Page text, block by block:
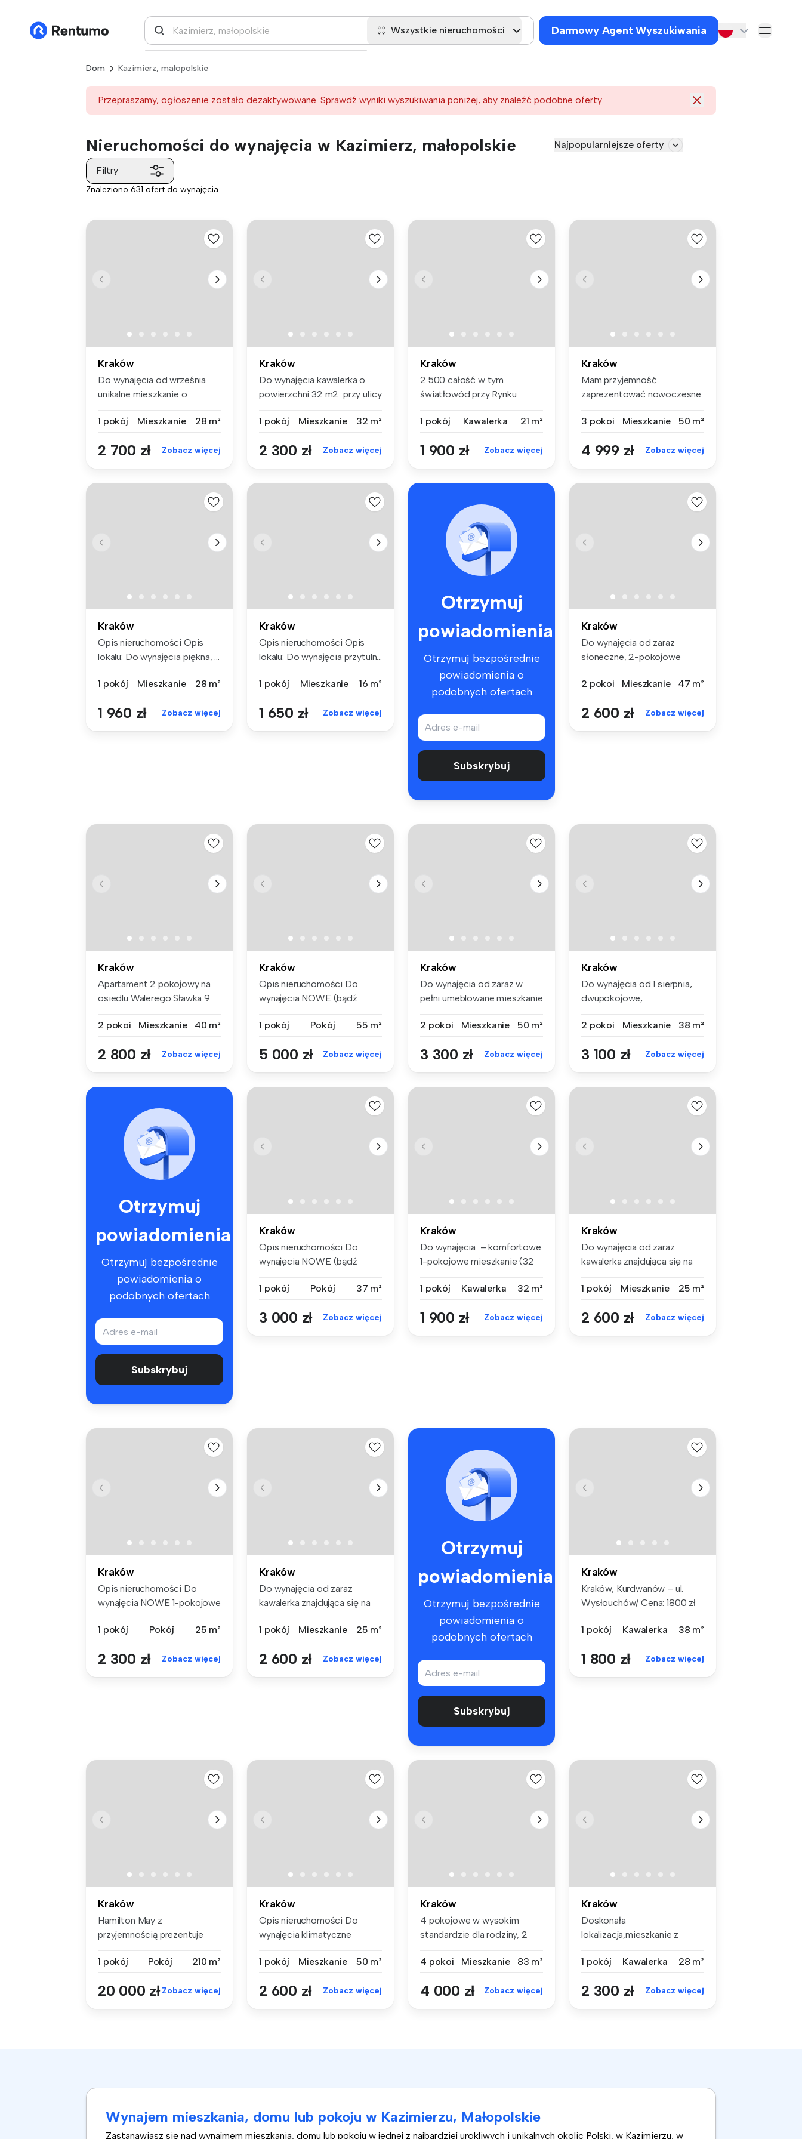
Wszystkie nieruchomości Darmowy Agent Wyszukiwania
Dom Kazimierz, małopolskie
Przepraszamy, ogłoszenie zostało dezaktywowane. Sprawdź wyniki wyszukiwania poniżej, aby znaleźć podobne oferty
Nieruchomości do wynajęcia w Kazimierz, małopolskie Najpopularniejsze oferty
Filtry
Znaleziono 631 ofert do wynajęcia
Kraków
Do wynajęcia od września
unikalne mieszkanie o
1 pokój
Mieszkanie 28 m²
2 700 zł Zobacz więcej
Kraków
Do wynajęcia kawalerka o
powierzchni 32 m2 przy ulicy
1 pokój
Mieszkanie 32 m²
2 300 zł Zobacz więcej
Kraków
2.500 całość w tym
światłowód przy Rynku
1 pokój
Kawalerka 21 m²
1 900 zł Zobacz więcej
Kraków
Mam przyjemność
zaprezentować nowoczesne
3 pokoi
Mieszkanie 50 m²
4 999 zł Zobacz więcej
Kraków
Opis nieruchomości Opis
lokalu: Do wynajęcia piękna, ...
1 pokój Mieszkanie 28 m²
1 960 zł Zobacz więcej
Kraków
Opis nieruchomości Opis
lokalu: Do wynajęcia przytuln...
1 pokój Mieszkanie 16 m²
1 650 zł Zobacz więcej
Otrzymuj
powiadomienia
Otrzymuj bezpośrednie
powiadomienia o
podobnych ofertach
Subskrybuj
Kraków
Do wynajęcia od zaraz
słoneczne, 2-pokojowe
2 pokoi
Mieszkanie 47 m²
2 600 zł Zobacz więcej
Kraków
Apartament 2 pokojowy na
osiedlu Walerego Sławka 9
2 pokoi
Mieszkanie 40 m²
2 800 zł Zobacz więcej
Kraków
Opis nieruchomości Do
wynajęcia NOWE (bądź
1 pokój
Pokój 55 m²
5 000 zł Zobacz więcej
Kraków
Do wynajęcia od zaraz w
pełni umeblowane mieszkanie
2 pokoi
Mieszkanie 50 m²
3 300 zł Zobacz więcej
Kraków
Do wynajęcia od 1 sierpnia,
dwupokojowe,
2 pokoi
Mieszkanie 38 m²
3 100 zł Zobacz więcej
Otrzymuj
powiadomienia
Otrzymuj bezpośrednie
powiadomienia o
podobnych ofertach
Subskrybuj
Kraków
Opis nieruchomości Do
wynajęcia NOWE (bądź
1 pokój
Pokój 37 m²
3 000 zł Zobacz więcej
Kraków
Do wynajęcia – komfortowe
1-pokojowe mieszkanie (32
1 pokój
Kawalerka 32 m²
1 900 zł Zobacz więcej
Kraków
Do wynajęcia od zaraz
kawalerka znajdująca się na
1 pokój
Mieszkanie 25 m²
2 600 zł Zobacz więcej
Kraków
Opis nieruchomości Do
wynajęcia NOWE 1-pokojowe
1 pokój
Pokój 25 m²
2 300 zł Zobacz więcej
Kraków
Do wynajęcia od zaraz
kawalerka znajdująca się na
1 pokój
Mieszkanie 25 m²
2 600 zł Zobacz więcej
Otrzymuj
powiadomienia
Otrzymuj bezpośrednie
powiadomienia o
podobnych ofertach
Subskrybuj
Kraków
Kraków, Kurdwanów – ul.
Wysłouchów/ Cena: 1800 zł
1 pokój
Kawalerka 38 m²
1 800 zł Zobacz więcej
Kraków
Hamilton May z
przyjemnością prezentuje
1 pokój
Pokój 210 m²
20 000 zł Zobacz więcej
Kraków
Opis nieruchomości Do
wynajęcia klimatyczne
1 pokój
Mieszkanie 50 m²
2 600 zł Zobacz więcej
Kraków
4 pokojowe w wysokim
standardzie dla rodziny, 2
4 pokoi
Mieszkanie 83 m²
4 000 zł Zobacz więcej
Kraków
Doskonała
lokalizacja,mieszkanie z
1 pokój
Kawalerka 28 m²
2 300 zł Zobacz więcej
Wynajem mieszkania, domu lub pokoju w Kazimierzu, Małopolskie
Zastanawiasz się nad wynajmem mieszkania, domu lub pokoju w jednej z najbardziej urokliwych i unikalnych okolic Polski, w Kazimierzu, w